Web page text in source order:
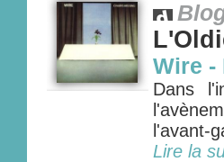
Wire -
Dans
l'avant-
Lire la